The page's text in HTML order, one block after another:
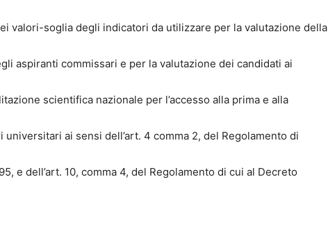
valori-soglia degli indicatori da utilizzare per la valutazione della
aspiranti commissari e per la valutazione dei candidati ai
scientifica nazionale per l’accesso alla prima e alla
ai sensi dell’art. 4 comma 2, del Regolamento di
e dell’art. 10, comma 4, del Regolamento di cui al Decreto